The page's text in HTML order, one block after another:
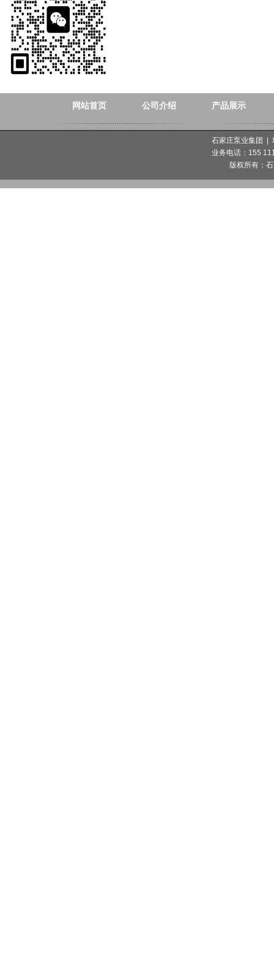
网站首页 公司介绍 产品展示
石家庄泵业集团 |
业务电话：155
版权所有：